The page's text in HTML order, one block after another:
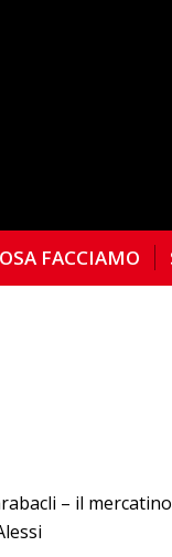
FACCIAMO
– il